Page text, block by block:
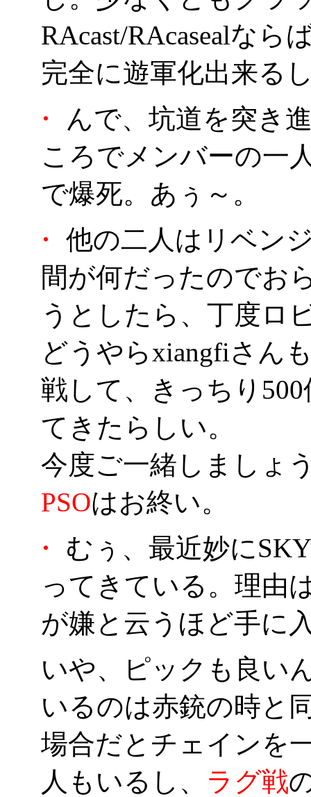
RAcast/RAcasealな
完全に遊軍化出来る
・
んで、坑道を突き
ころでメンバーの一
で爆死。あぅ～。
・
他の二人はリベン
間が何だったのでお
うとしたら、丁度ロ
どうやらxiangfiさん
戦して、きっちり
てきたらしい。
今度ご一緒しましょ
PSOはお終い。
・
むぅ、最近妙に
ってきている。理由
が嫌と云うほど手に
いや、ピックも良い
いるのは赤銃の時と
場合だとチェインを
人もいるし、 ラグ戦